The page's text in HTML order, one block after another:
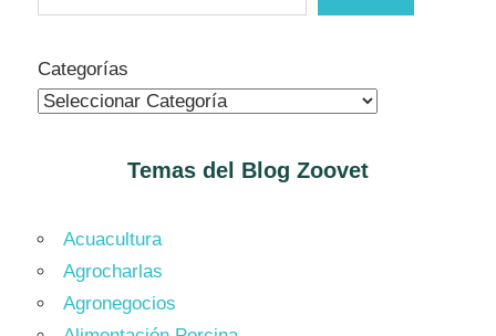
Categorías
Temas del Blog Zoovet
Acuacultura
Agrocharlas
Agronegocios